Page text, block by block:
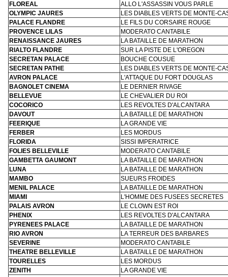
FLOREAL
ALLO L'ASSASSIN VOUS PARLE
OLYMPIC JAURES
LES DIABLES VERTS DE MONTE-
PALACE FLANDRE
LE FILS DU CORSAIRE ROUGE
PROVENCE LILAS
MODERATO CANTABILE
RENAISSANCE JAURES
LA BATAILLE DE MARATHON
RIALTO FLANDRE
SUR LA PISTE DE L'OREGON
SECRETAN PALACE
BOUCHE COUSUE
SECRETAN PATHE
LES DIABLES VERTS DE MONTE-
AVRON PALACE
L'ATTAQUE DU FORT DOUGLAS
BAGNOLET CINEMA
LE DERNIER RIVAGE
BELLEVUE
LE CHEVALIER DU ROI
COCORICO
LES REVOLTES D'ALCANTARA
DAVOUT
LA BATAILLE DE MARATHON
FEERIQUE
LA GRANDE VIE
FERBER
LES MORDUS
FLORIDA
SISSI IMPERATRICE
FOLIES BELLEVILLE
MODERATO CANTABILE
GAMBETTA GAUMONT
LA BATAILLE DE MARATHON
LUNA
LA BATAILLE DE MARATHON
MAMBO
SUEURS FROIDES
MENIL PALACE
LA BATAILLE DE MARATHON
MIAMI
L'HOMME DES FUSEES SECRETES
PALAIS AVRON
LE CLOWN EST ROI
PHENIX
LES REVOLTES D'ALCANTARA
PYRENEES PALACE
LA BATAILLE DE MARATHON
RIO AVRON
LA TERREUR DES BARBARES
SEVERINE
MODERATO CANTABILE
THEATRE BELLEVILLE
LA BATAILLE DE MARATHON
TOURELLES
LES MORDUS
ZENITH
LA GRANDE VIE